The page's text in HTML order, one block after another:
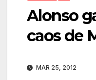
Alonso
caos de
MAR 25, 2012